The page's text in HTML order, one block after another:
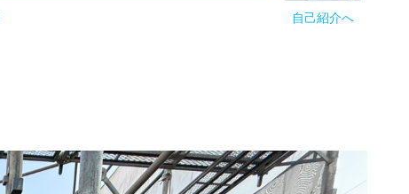
自己紹介へ